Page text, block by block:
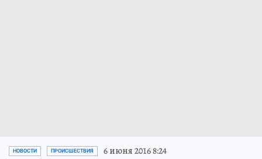
НОВОСТИ ПРОИСШЕСТВИЯ 6 июня 2016 8:24